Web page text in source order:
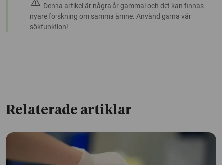
Denna artikel är några år gammal och det kan finnas
nyare forskning om samma ämne. Använd gärna vår
sökfunktion!
Relaterade artiklar